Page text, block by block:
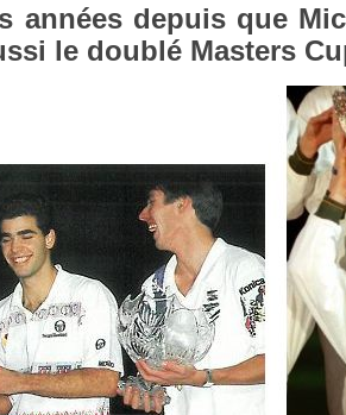
années de­puis que
le doublé Mast­ers